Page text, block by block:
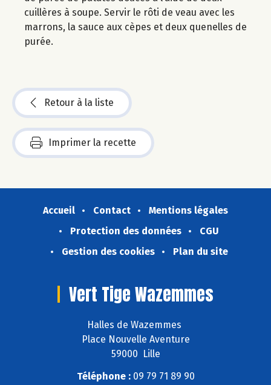
cuillères à soupe. Servir le rôti de veau avec les
marrons, la sauce aux cèpes et deux quenelles de
purée.
Retour à la liste
Imprimer la recette
Accueil Contact
Mentions légales
Protection des données
CGU
Gestion des cookies
Plan du site
Vert Tige Wazemmes
Halles de Wazemmes
Place Nouvelle Aventure
59000 Lille
Téléphone :09 79 71 89 90